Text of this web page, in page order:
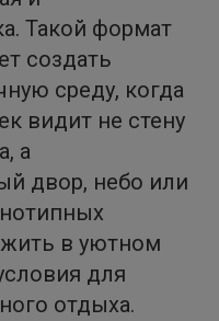
Такой формат
создать
среду, когда
видит не стену
а
двор, небо или
жить в уютном
для
отдыха.